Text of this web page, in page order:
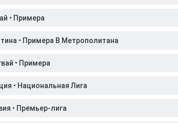
• Примера
• Примера B Метрополитана
• Примера
• Национальная Лига
• Премьер-лига